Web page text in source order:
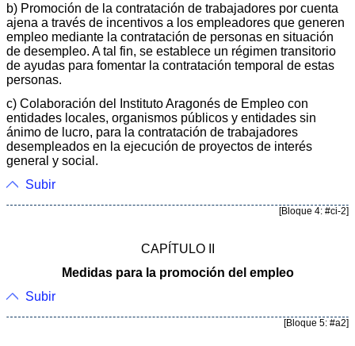
b) Promoción de la contratación de trabajadores por cuenta
ajena a través de incentivos a los empleadores que generen
empleo mediante la contratación de personas en situación
de desempleo. A tal fin, se establece un régimen transitorio
de ayudas para fomentar la contratación temporal de estas
personas.
c) Colaboración del Instituto Aragonés de Empleo con
entidades locales, organismos públicos y entidades sin
ánimo de lucro, para la contratación de trabajadores
desempleados en la ejecución de proyectos de interés
general y social.
Subir
[Bloque 4: #ci-2]
CAPÍTULO II
Medidas para la promoción del empleo
Subir
[Bloque 5: #a2]